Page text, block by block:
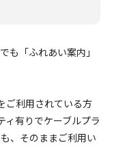
も「ふれあい案内」
ご利用されている方
ィ有りでケーブルプラ
、そのままご利用い